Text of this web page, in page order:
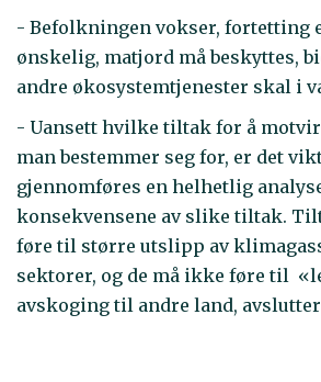
- Befolkningen vokser, fortetting
ønskelig, matjord må beskyttes,
andre økosystemtjenester skal i
- Uansett hvilke tiltak for å
man bestemmer seg for, er det
gjennomføres en helhetlig
konsekvensene av slike tiltak.
føre til større utslipp av
sektorer, og de må ikke føre til
avskoging til andre land,